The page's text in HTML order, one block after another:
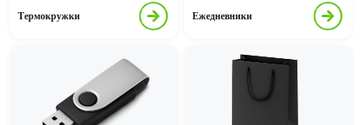
Термокружки Ежедневники